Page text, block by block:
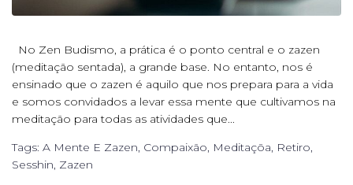
No Zen Budismo, a prática é o ponto central e o zazen
(meditação sentada), a grande base. No entanto, nos é
ensinado que o zazen é aquilo que nos prepara para a vida
e somos convidados a levar essa mente que cultivamos na
meditação para todas as atividades que...
Tags: A Mente E Zazen, Compaixão, Meditaçõa, Retiro,
Sesshin, Zazen